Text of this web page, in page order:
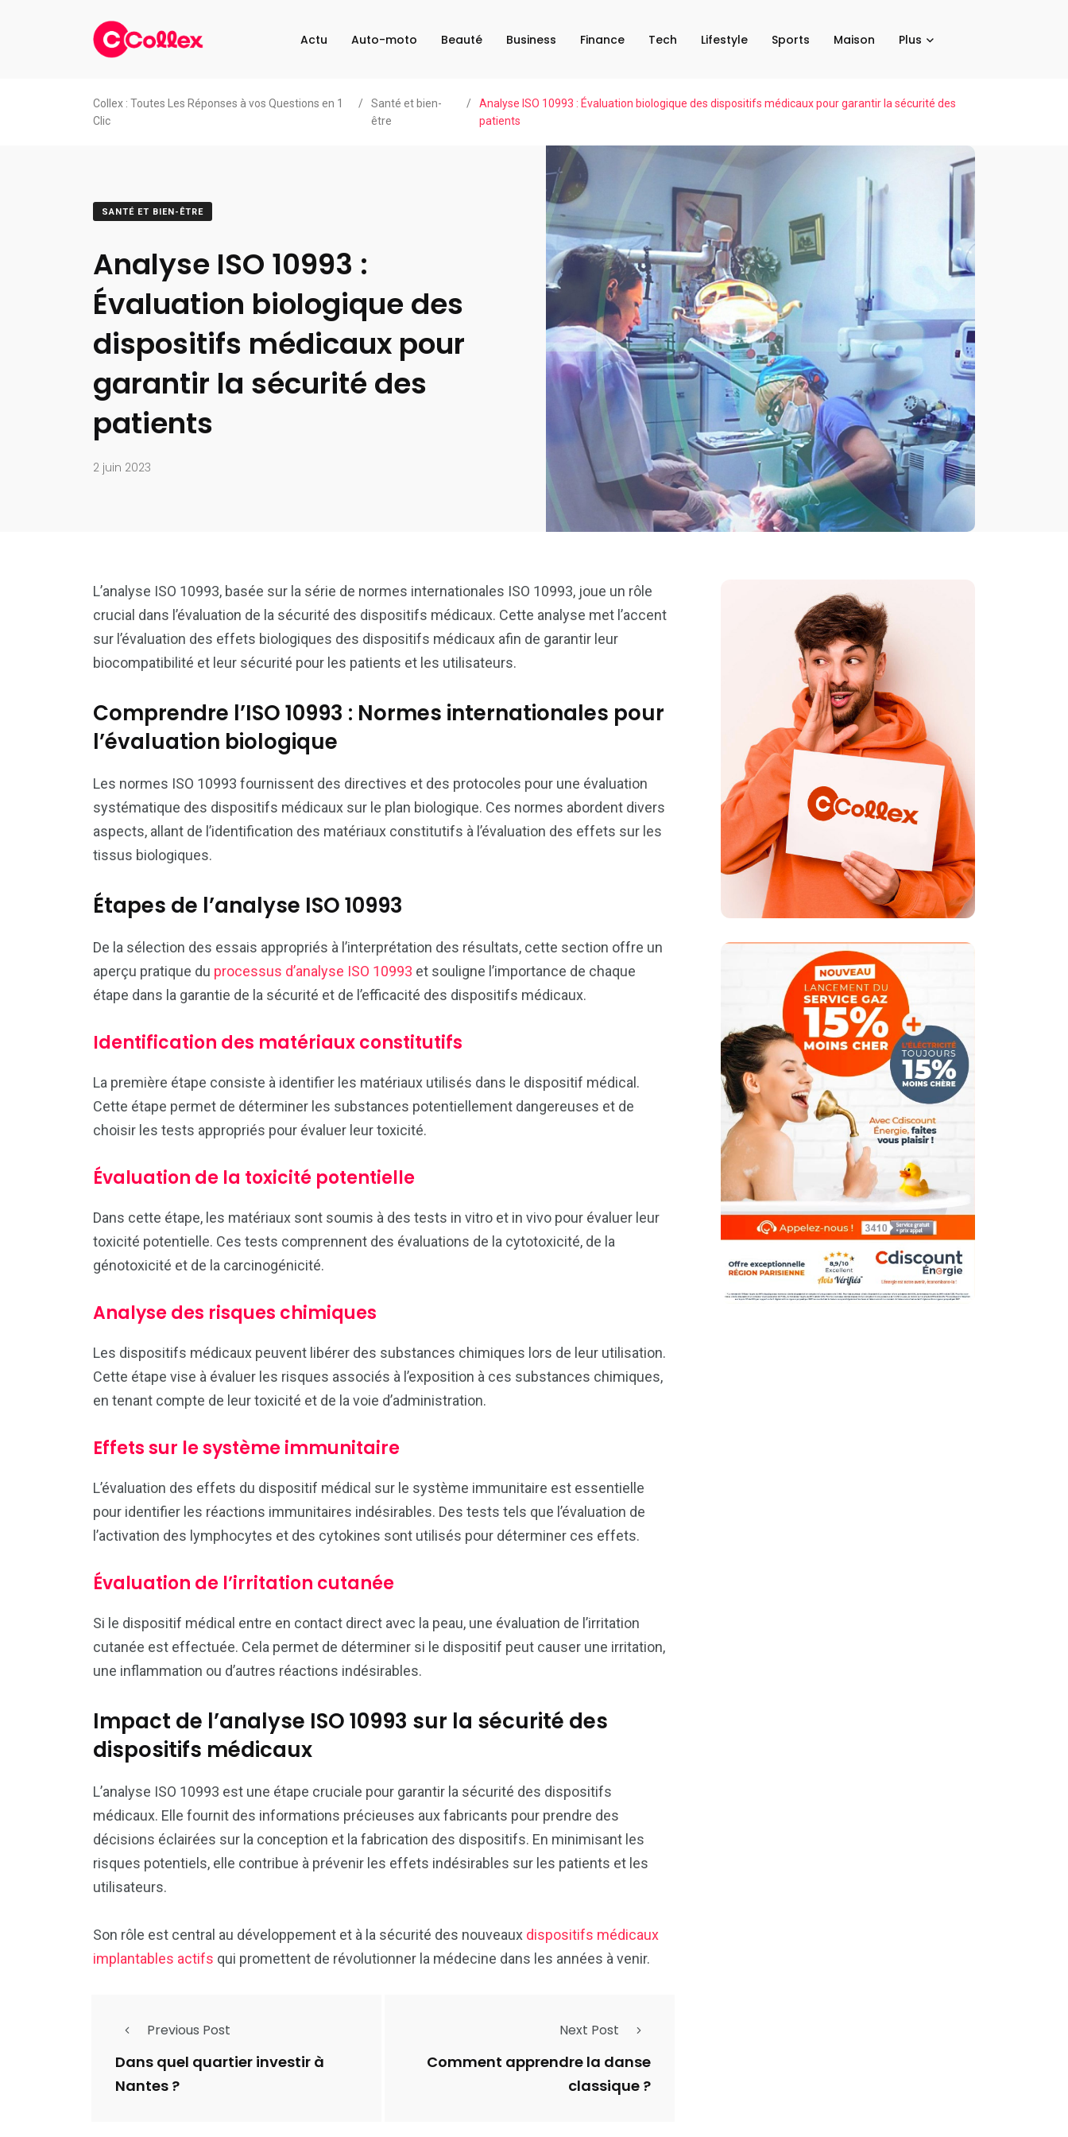
Actu Auto-moto Beauté Business Finance Tech Lifestyle Sports Maison Plus
Collex : Toutes Les Réponses à vos Questions en 1
Clic
/
Santé et bien-
être
/
Analyse ISO 10993 : Évaluation biologique des dispositifs médicaux pour garantir la sécurité des
patients
SANTÉ ET BIEN-ÊTRE
Analyse ISO 10993 :
Évaluation biologique des
dispositifs médicaux pour
garantir la sécurité des
patients
2 juin 2023
L’analyse ISO 10993, basée sur la série de normes internationales ISO 10993, joue un rôle
crucial dans l’évaluation de la sécurité des dispositifs médicaux. Cette analyse met l’accent
sur l’évaluation des effets biologiques des dispositifs médicaux afin de garantir leur
biocompatibilité et leur sécurité pour les patients et les utilisateurs.
Comprendre l’ISO 10993 : Normes internationales pour
l’évaluation biologique
Les normes ISO 10993 fournissent des directives et des protocoles pour une évaluation
systématique des dispositifs médicaux sur le plan biologique. Ces normes abordent divers
aspects, allant de l’identification des matériaux constitutifs à l’évaluation des effets sur les
tissus biologiques.
Étapes de l’analyse ISO 10993
De la sélection des essais appropriés à l’interprétation des résultats, cette section offre un
aperçu pratique du processus d’analyse ISO 10993 et souligne l’importance de chaque
étape dans la garantie de la sécurité et de l’efficacité des dispositifs médicaux.
Identification des matériaux constitutifs
La première étape consiste à identifier les matériaux utilisés dans le dispositif médical.
Cette étape permet de déterminer les substances potentiellement dangereuses et de
choisir les tests appropriés pour évaluer leur toxicité.
Évaluation de la toxicité potentielle
Dans cette étape, les matériaux sont soumis à des tests in vitro et in vivo pour évaluer leur
toxicité potentielle. Ces tests comprennent des évaluations de la cytotoxicité, de la
génotoxicité et de la carcinogénicité.
Analyse des risques chimiques
Les dispositifs médicaux peuvent libérer des substances chimiques lors de leur utilisation.
Cette étape vise à évaluer les risques associés à l’exposition à ces substances chimiques,
en tenant compte de leur toxicité et de la voie d’administration.
Effets sur le système immunitaire
L’évaluation des effets du dispositif médical sur le système immunitaire est essentielle
pour identifier les réactions immunitaires indésirables. Des tests tels que l’évaluation de
l’activation des lymphocytes et des cytokines sont utilisés pour déterminer ces effets.
Évaluation de l’irritation cutanée
Si le dispositif médical entre en contact direct avec la peau, une évaluation de l’irritation
cutanée est effectuée. Cela permet de déterminer si le dispositif peut causer une irritation,
une inflammation ou d’autres réactions indésirables.
Impact de l’analyse ISO 10993 sur la sécurité des
dispositifs médicaux
L’analyse ISO 10993 est une étape cruciale pour garantir la sécurité des dispositifs
médicaux. Elle fournit des informations précieuses aux fabricants pour prendre des
décisions éclairées sur la conception et la fabrication des dispositifs. En minimisant les
risques potentiels, elle contribue à prévenir les effets indésirables sur les patients et les
utilisateurs.
Son rôle est central au développement et à la sécurité des nouveaux dispositifs médicaux
implantables actifs qui promettent de révolutionner la médecine dans les années à venir.
Previous Post
Dans quel quartier investir à
Nantes ?
Next Post
Comment apprendre la danse
classique ?